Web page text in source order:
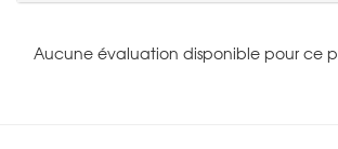
Aucune évaluation disponible pour ce